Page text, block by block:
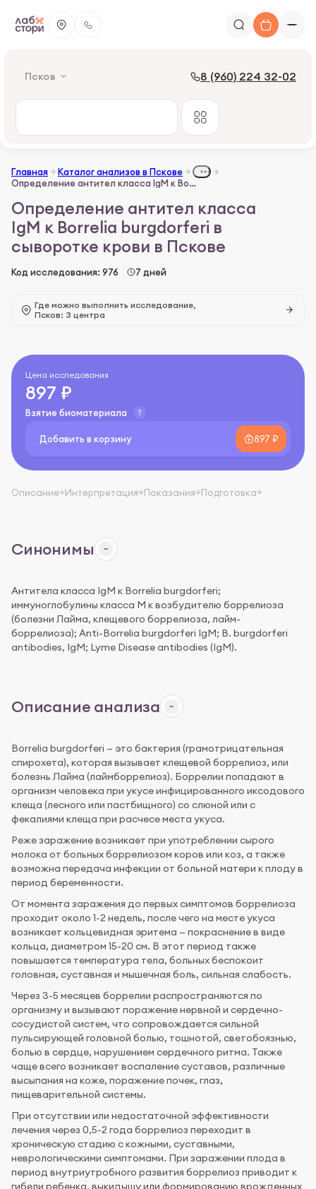
Псков 8 (960) 224 32-02
Главная
Каталог анализов в Пскове
Определение антител класса IgM к Borrelia burgdorferi в сыворотке крови
Определение антител класса
IgM к Borrelia burgdorferi в
сыворотке крови в Пскове
Код исследования: 976 7 дней
Где можно выполнить исследование,
Псков: 3 центра
Цена исследования
897 ₽
Взятие биоматериала
Добавить в корзину 897 ₽
Описание Интерпретация Показания Подготовка
Синонимы
Антитела класса IgM к Borrelia burgdorferi;
иммуноглобулины класса M к возбудителю боррелиоза
(болезни Лайма, клещевого боррелиоза, лайм-
боррелиоза); Anti-Borrelia burgdorferi IgM; B. burgdorferi
antibodies, IgM; Lyme Disease antibodies (IgM).
Описание анализа
Borrelia burgdorferi — это бактерия (грамотрицательная
спирохета), которая вызывает клещевой боррелиоз, или
болезнь Лайма (лаймборрелиоз). Боррелии попадают в
организм человека при укусе инфицированного иксодового
клеща (лесного или пастбищного) со слюной или с
фекалиями клеща при расчесе места укуса.
Реже заражение возникает при употреблении сырого
молока от больных боррелиозом коров или коз, а также
возможна передача инфекции от больной матери к плоду в
период беременности.
От момента заражения до первых симптомов боррелиоза
проходит около 1-2 недель, после чего на месте укуса
возникает кольцевидная эритема — покраснение в виде
кольца, диаметром 15-20 см. В этот период также
повышается температура тела, больных беспокоит
головная, суставная и мышечная боль, сильная слабость.
Через 3-5 месяцев боррелии распространяются по
организму и вызывают поражение нервной и сердечно-
сосудистой систем, что сопровождается сильной
пульсирующей головной болью, тошнотой, светобоязнью,
болью в сердце, нарушением сердечного ритма. Также
чаще всего возникает воспаление суставов, различные
высыпания на коже, поражение почек, глаз,
пищеварительной системы.
При отсутствии или недостаточной эффективности
лечения через 0,5-2 года боррелиоз переходит в
хроническую стадию с кожными, суставными,
неврологическими симптомами. При заражении плода в
период внутриутробного развития боррелиоз приводит к
гибели ребенка, выкидышу или формированию врожденных